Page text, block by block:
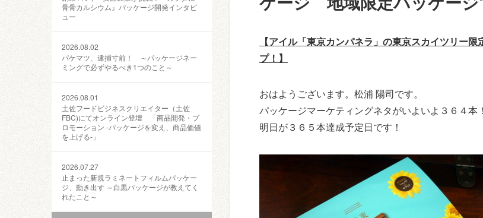
骨骨カルシウム』パッケージ開発インタビ
ュー
2026.08.02
パケマツ、逮捕寸前！ ～パッケージネー
ミングで必ずやるべき1つのこと～
2026.08.01
土佐フードビジネスクリエイター（土佐
FBC)にてオンライン登壇 「商品開発・プ
ロモーション ‐パッケージを変え、商品価値
を上げる‐」
2026.07.27
止まった新規ラミネートフィルムパッケー
ジ、動き出す ～白黒パッケージが教えてく
れたこと～
【アイル「東京カンパネラ」の東京スカイツリー
プ！】
おはようございます。松浦 陽司です。
パッケージマーケティングネタがいよいよ３６４本！
明日が３６５本達成予定日です！